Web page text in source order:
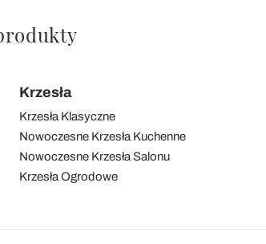
Krzesła
Krzesła Klasyczne
Nowoczesne Krzesła Kuchenne
Nowoczesne Krzesła Salonu
Krzesła Ogrodowe